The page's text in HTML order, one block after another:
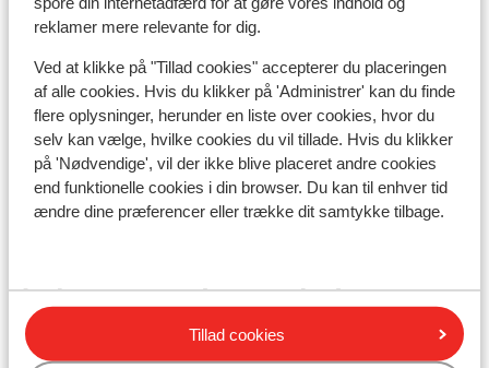
reklamer mere relevante for dig.
Ved at klikke på "Tillad cookies" accepterer du placeringen
af alle cookies. Hvis du klikker på 'Administrer' kan du finde
flere oplysninger, herunder en liste over cookies, hvor du
selv kan vælge, hvilke cookies du vil tillade. Hvis du klikker
på 'Nødvendige', vil der ikke blive placeret andre cookies
end funktionelle cookies i din browser. Du kan til enhver tid
ændre dine præferencer eller trække dit samtykke tilbage.
Tillad cookies
Liftkort/skileje/undervisning
Liftkort
Undervisning
Skileje
Andre overnatningssteder i
Grandvalira